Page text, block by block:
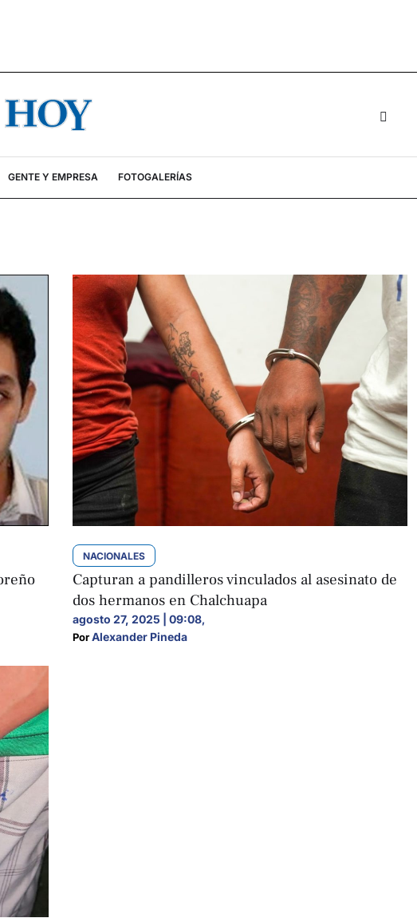
GENTE Y EMPRESA FOTOGALERÍAS
NACIONALES
Capturan a pandilleros vinculados al asesinato de
dos hermanos en Chalchuapa
agosto 27, 2025 | 09:08,
Por Alexander Pineda